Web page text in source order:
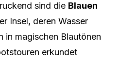
sind die Blauen
Insel, deren Wasser
in magischen Blautönen
erkundet